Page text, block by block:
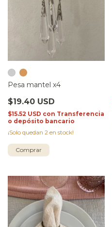
Pesa mantel x4
$19.40 USD
$15.52 USD con Transferencia
o depósito bancario
¡Solo quedan 2 en stock!
Comprar